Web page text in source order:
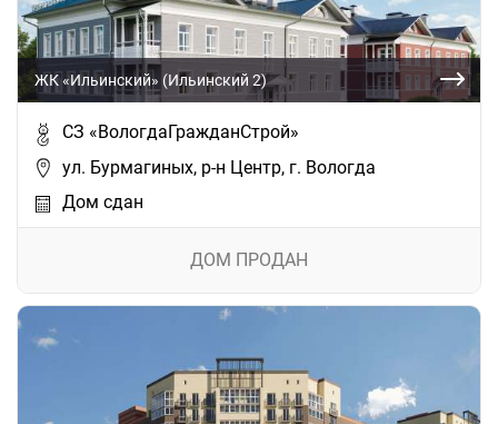
ЖК «Ильинский» (Ильинский 2)
СЗ «ВологдаГражданСтрой»
ул. Бурмагиных, р-н Центр, г. Вологда
Дом сдан
ДОМ ПРОДАН